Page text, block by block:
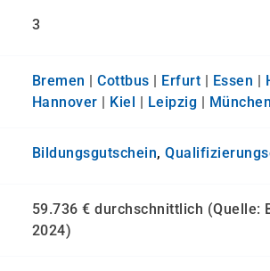
3
Bremen | Cottbus | Erfurt | Essen |
Hannover | Kiel | Leipzig | München
Bildungsgutschein,
59.736 € durchschnittlich (Quelle:
2024)